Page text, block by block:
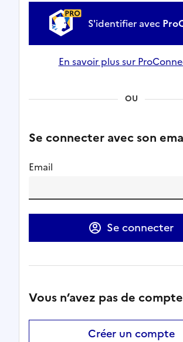
S'identifier avec
En savoir plus sur
OU
Se connecter avec son
Email
Se connecter
Vous n’avez pas de
Créer un compte